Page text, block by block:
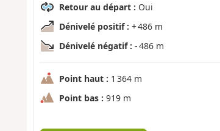
Retour au départ : Oui
Dénivelé positif : + 486 m
Dénivelé négatif : - 486 m
Point haut : 1 364 m
Point bas : 919 m